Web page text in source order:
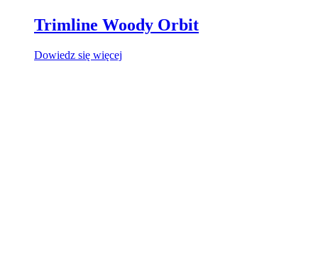
Trimline Woody Orbit
Dowiedz się więcej